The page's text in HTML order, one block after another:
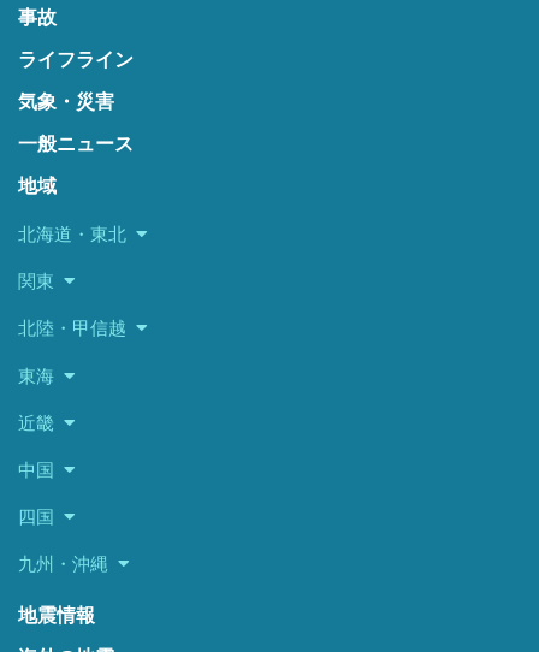
事故
ライフライン
気象・災害
一般ニュース
地域
北海道・東北
関東
北陸・甲信越
東海
近畿
中国
四国
九州・沖縄
地震情報